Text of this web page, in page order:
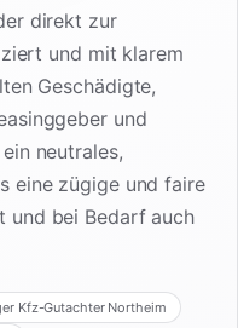
direkt zur
und mit klarem
Geschädigte,
und
neutrales,
eine zügige und faire
und bei Bedarf auch
Kfz-Gutachter Northeim